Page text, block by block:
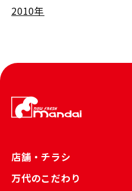
2010年
店舗・チラシ
万代のこだわり